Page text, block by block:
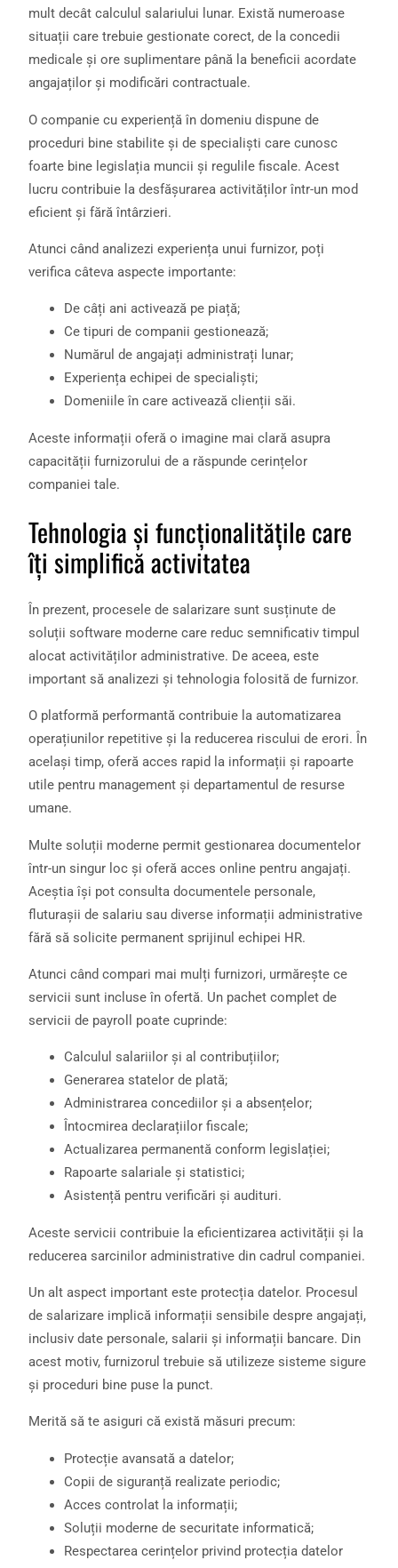
mult decât calculul salariului lunar. Există numeroase
situații care trebuie gestionate corect, de la concedii
medicale și ore suplimentare până la beneficii acordate
angajaților și modificări contractuale.
O companie cu experiență în domeniu dispune de
proceduri bine stabilite și de specialiști care cunosc
foarte bine legislația muncii și regulile fiscale. Acest
lucru contribuie la desfășurarea activităților într-un mod
eficient și fără întârzieri.
Atunci când analizezi experiența unui furnizor, poți
verifica câteva aspecte importante:
De câți ani activează pe piață;
Ce tipuri de companii gestionează;
Numărul de angajați administrați lunar;
Experiența echipei de specialiști;
Domeniile în care activează clienții săi.
Aceste informații oferă o imagine mai clară asupra
capacității furnizorului de a răspunde cerințelor
companiei tale.
Tehnologia și funcționalitățile care
îți simplifică activitatea
În prezent, procesele de salarizare sunt susținute de
soluții software moderne care reduc semnificativ timpul
alocat activităților administrative. De aceea, este
important să analizezi și tehnologia folosită de furnizor.
O platformă performantă contribuie la automatizarea
operațiunilor repetitive și la reducerea riscului de erori. În
același timp, oferă acces rapid la informații și rapoarte
utile pentru management și departamentul de resurse
umane.
Multe soluții moderne permit gestionarea documentelor
într-un singur loc și oferă acces online pentru angajați.
Aceștia își pot consulta documentele personale,
fluturașii de salariu sau diverse informații administrative
fără să solicite permanent sprijinul echipei HR.
Atunci când compari mai mulți furnizori, urmărește ce
servicii sunt incluse în ofertă. Un pachet complet de
servicii de payroll poate cuprinde:
Calculul salariilor și al contribuțiilor;
Generarea statelor de plată;
Administrarea concediilor și a absențelor;
Întocmirea declarațiilor fiscale;
Actualizarea permanentă conform legislației;
Rapoarte salariale și statistici;
Asistență pentru verificări și audituri.
Aceste servicii contribuie la eficientizarea activității și la
reducerea sarcinilor administrative din cadrul companiei.
Un alt aspect important este protecția datelor. Procesul
de salarizare implică informații sensibile despre angajați,
inclusiv date personale, salarii și informații bancare. Din
acest motiv, furnizorul trebuie să utilizeze sisteme sigure
și proceduri bine puse la punct.
Merită să te asiguri că există măsuri precum:
Protecție avansată a datelor;
Copii de siguranță realizate periodic;
Acces controlat la informații;
Soluții moderne de securitate informatică;
Respectarea cerințelor privind protecția datelor